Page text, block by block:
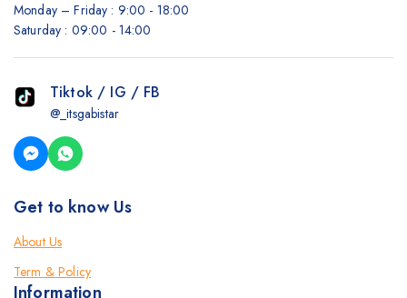
Monday – Friday : 9:00 - 18:00
Saturday : 09:00 - 14:00
Tiktok / IG / FB
@_itsgabistar
Get to know Us
About Us
Term & Policy
Information